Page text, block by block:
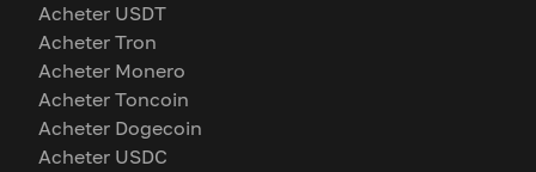
Acheter USDT
Acheter Tron
Acheter Monero
Acheter Toncoin
Acheter Dogecoin
Acheter USDC